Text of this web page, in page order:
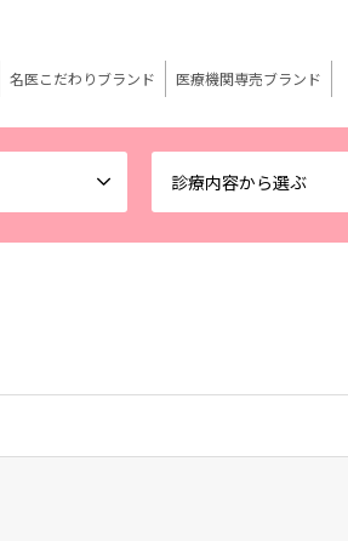
診療内容から選ぶ
名医こだわりブランド 医療機関専売ブランド